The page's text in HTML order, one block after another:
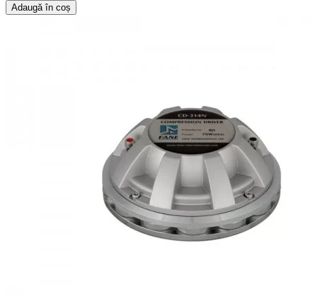
Adaugă în coș